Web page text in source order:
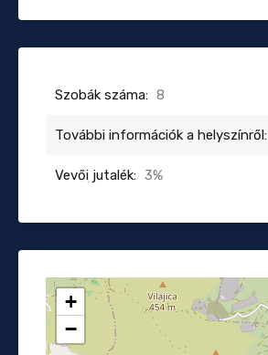
Szobák száma: 8
További információk a helyszínről:
Vevői jutalék: 3%
+
−